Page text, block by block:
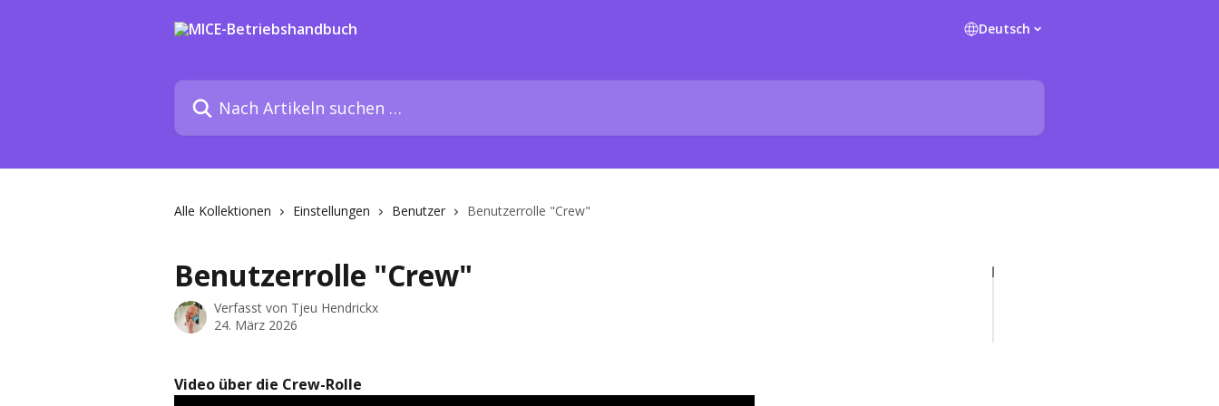
Deutsch
Nach Artikeln suchen …
Alle Kollektionen Einstellungen Benutzer Benutzerrolle "Crew"
Benutzerrolle "Crew"
Verfasst von Tjeu Hendrickx
24. März 2026
Video über die Crew-Rolle